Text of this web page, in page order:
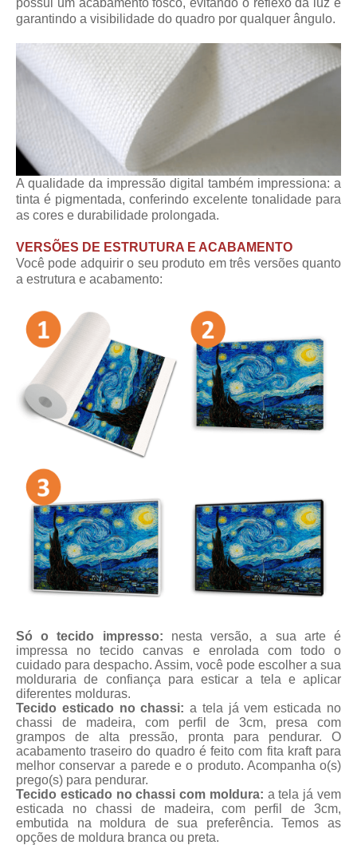
possui um acabamento fosco, evitando o reflexo da luz e
garantindo a visibilidade do quadro por qualquer ângulo.
A qualidade da impressão digital também impressiona: a
tinta é pigmentada, conferindo excelente tonalidade para
as cores e durabilidade prolongada.
VERSÕES DE ESTRUTURA E ACABAMENTO
Você pode adquirir o seu produto em três versões quanto
a estrutura e acabamento:
Só o tecido impresso: nesta versão, a sua arte é
impressa no tecido canvas e enrolada com todo o
cuidado para despacho. Assim, você pode escolher a sua
molduraria de confiança para esticar a tela e aplicar
diferentes molduras.
Tecido esticado no chassi: a tela já vem esticada no
chassi de madeira, com perfil de 3cm, presa com
grampos de alta pressão, pronta para pendurar. O
acabamento traseiro do quadro é feito com fita kraft para
melhor conservar a parede e o produto. Acompanha o(s)
prego(s) para pendurar.
Tecido esticado no chassi com moldura: a tela já vem
esticada no chassi de madeira, com perfil de 3cm,
embutida na moldura de sua preferência. Temos as
opções de moldura branca ou preta.